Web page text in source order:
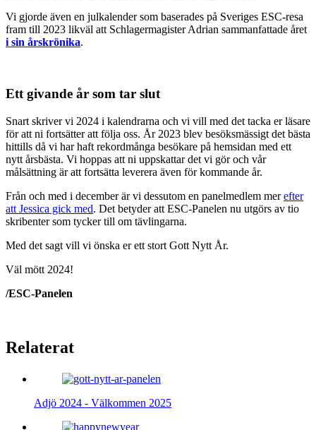
Vi gjorde även en julkalender som baserades på Sveriges ESC-resa
fram till 2023 likväl att Schlagermagister Adrian sammanfattade året
i sin årskrönika.
Ett givande år som tar slut
Snart skriver vi 2024 i kalendrarna och vi vill med det tacka er läsare
för att ni fortsätter att följa oss. År 2023 blev besöksmässigt det bästa
hittills då vi har haft rekordmånga besökare på hemsidan med ett
nytt årsbästa. Vi hoppas att ni uppskattar det vi gör och vår
målsättning är att fortsätta leverera även för kommande år.
Från och med i december är vi dessutom en panelmedlem merefter
att Jessica gick med. Det betyder att ESC-Panelen nu utgörs av tio
skribenter som tycker till om tävlingarna.
Med det sagt vill vi önska er ett stort Gott Nytt År.
Väl mött 2024!
/ESC-Panelen
Relaterat
Adjö 2024 - Välkommen 2025